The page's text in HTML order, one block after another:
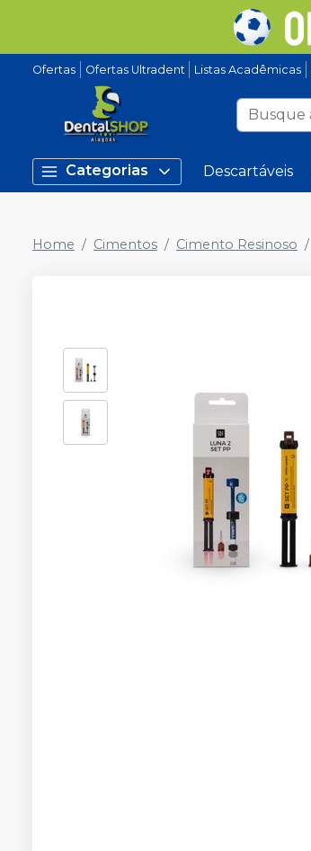
Ofertas Ofertas Ultradent Listas Acadêmicas
Categorias Descartáveis
Home Cimentos Cimento Resinoso